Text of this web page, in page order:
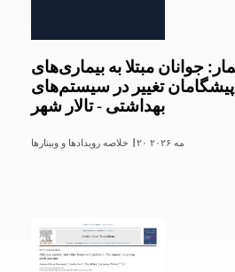
جوانان مبتلا به بیماری‌های
تغییر در سیستم‌های
بهداشتی - تالار شهر
۲۰ مه ۲۰۲۶